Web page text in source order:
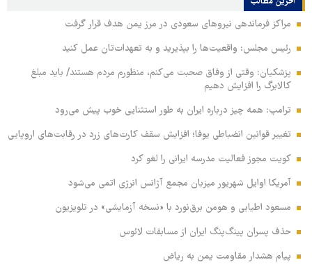
مراکز فرماندهی نیروهای سعودی در مرز یمن هدف قرار گرفت
رئیس مجلس: واقعیت‌ها را بپذیرید و به تعهدات‌تان عمل کنید
پزشکیان: وقتی از وفاق صحبت می‌کنم، منظورم مردم هستند/ باید مبلغ
کالابرگ را افزایش دهیم
ترامپ: همه چیز درباره ایران به طور استثنایی خوب پیش می‌رود
تغییر قوانین انضباطی یوفا؛ افزایش سقف کارت‌های زرد در رقابت‌های اروپایی
کویت مجوز فعالیت مدرسه ایرانی را لغو کرد
آمریکا اوایل شهریور میزبان مجمع آژانس انرژی اتمی می‌شود
مسعود اطیابی و هومن برق‌نورد با «نسخه آزمایشی» در تلویزیون
حذف پسران پینگ‌پنگ ایران از مسابقات لائوس
پیام هشدار مقاومت یمن به ریاض